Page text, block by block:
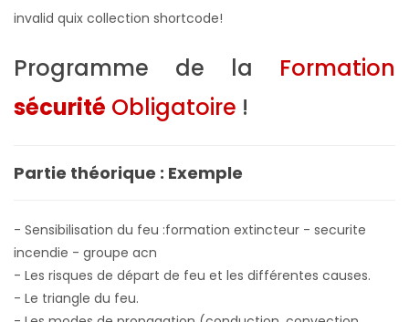
invalid quix collection shortcode!
Programme de la Formation
sécurité Obligatoire !
Partie théorique : Exemple
- Sensibilisation du feu :formation extincteur - securite
incendie - groupe acn
- Les risques de départ de feu et les différentes causes.
- Le triangle du feu.